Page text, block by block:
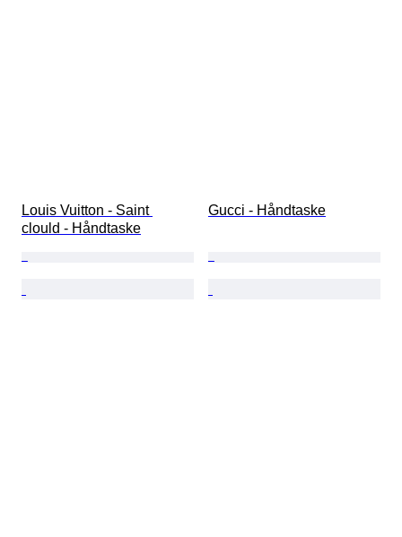
Louis Vuitton - Saint
clould - Håndtaske
Gucci - Håndtaske